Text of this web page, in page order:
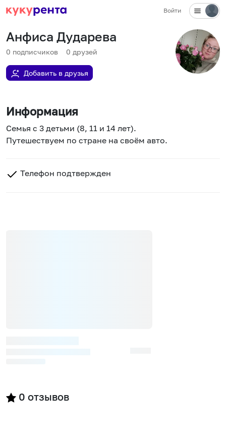
Войти
Анфиса Дударева
0 подписчиков 0 друзей
Добавить в друзья
Информация
Семья с 3 детьми (8, 11 и 14 лет).
Путешествуем по стране на своём авто.
Телефон подтвержден
0 отзывов